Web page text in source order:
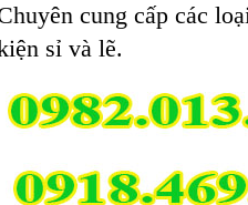
cung cấp các
sỉ và lẽ.